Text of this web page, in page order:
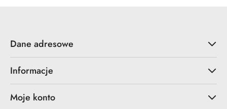
Dane adresowe
Informacje
Moje konto